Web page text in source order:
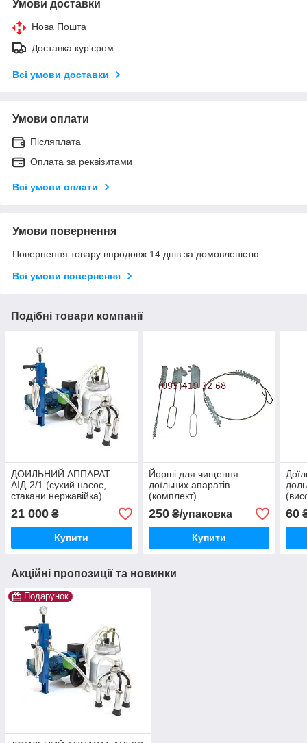
Умови доставки
Нова Пошта
Доставка кур'єром
Всі умови доставки
Умови оплати
Післяплата
Оплата за реквізитами
Всі умови оплати
Умови повернення
Повернення товару впродовж 14 днів за домовленістю
Всі умови повернення
Подібні товари компанії
ДОИЛЬНИЙ АППАРАТ
АІД-2/1 (сухий насос,
стакани нержавійка)
21 000 ₴
Купити
Йорші для чищення
доїльних апаратів
(комплект)
250₴/упаковка
Купити
60
Акційні пропозиції та новинки
Подарунок